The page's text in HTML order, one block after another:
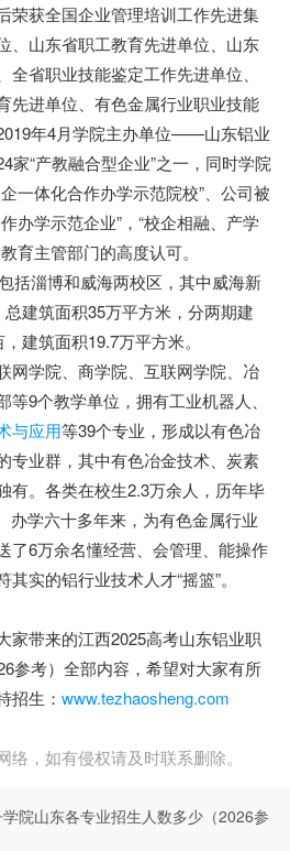
荣获全国企业管理培训工作先进集
、山东省职工教育先进单位、山东
省职业技能鉴定工作先进单位、
先进单位、有色金属行业职业技能
年4月学院主办单位——山东铝业
家“产教融合型企业”之一，同时学院
一体化合作办学示范院校”、公司被
办学示范企业”，“校企相融、产学
育主管部门的高度认可。
括淄博和威海两校区，其中威海新
建筑面积35万平方米，分两期建
建筑面积19.7万平方米。
网学院、商学院、互联网学院、冶
9个教学单位，拥有工业机器人、
与应用等39个专业，形成以有色冶
专业群，其中有色冶金技术、炭素
有。各类在校生2.3万余人，历年毕
办学六十多年来，为有色金属行业
了6万余名懂经营、会管理、能操作
实的铝行业技术人才“摇篮”。
家带来的江西2025高考山东铝业职
参考）全部内容，希望对大家有所
招生： www.tezhaosheng.com
，如有侵权请及时联系删除。
院山东各专业招生人数多少（2026参